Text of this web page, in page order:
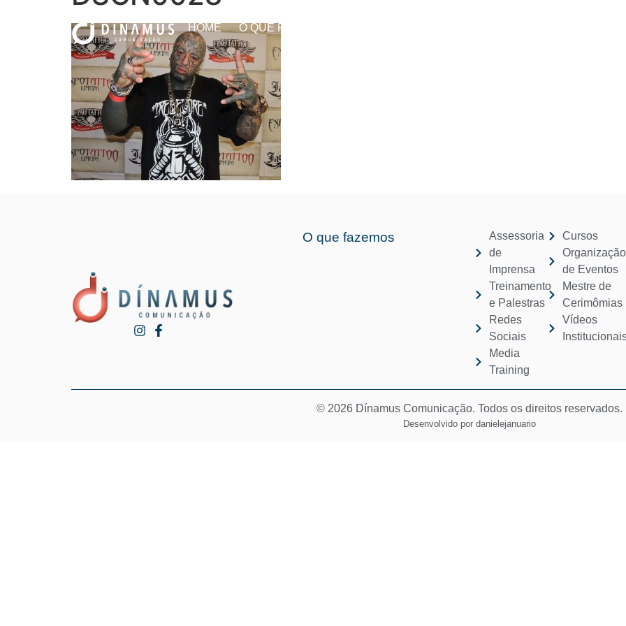
HOME O QUE FAZEMOS
O que fazemos
Assessoria
de
Imprensa
Treinamento
e Palestras
Redes
Sociais
Media
Training
Cursos
Organização
de Eventos
Mestre de
Cerimômias
Vídeos
© 2026 Dínamus Comunicação. Todos os direitos reservados.
Desenvolvido por danielejanuario